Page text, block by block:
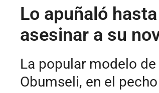
Lo apuñaló
asesinar a su
La popular modelo
Obumseli, en el